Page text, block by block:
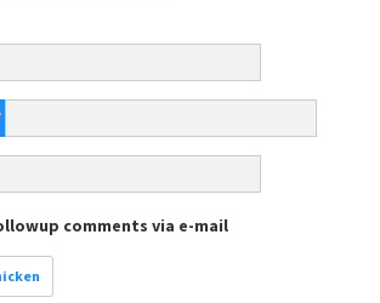
comments via e-mail